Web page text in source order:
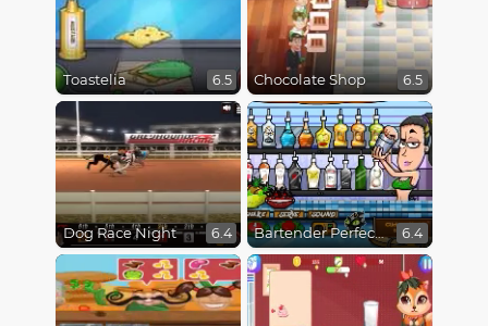
Toastelia 6.5 Chocolate Shop 6.5
Dog Race Night 6.4 Bartender Perfect Mix 6.4